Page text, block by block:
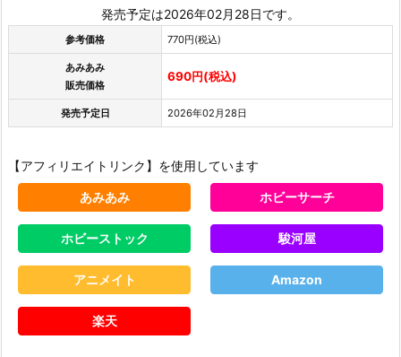
発売予定は2026年02月28日です。
参考価格 770円(税込)
あみあみ
販売価格
690円(税込)
発売予定日 2026年02月28日
【アフィリエイトリンク】を使用しています
あみあみ ホビーサーチ
ホビーストック 駿河屋
アニメイト Amazon
楽天